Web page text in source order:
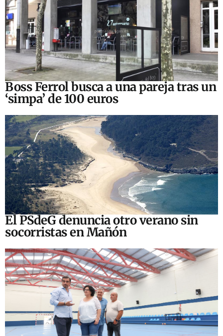
Boss Ferrol busca a una pareja tras un
‘simpa’ de 100 euros
El PSdeG denuncia otro verano sin
socorristas en Mañón